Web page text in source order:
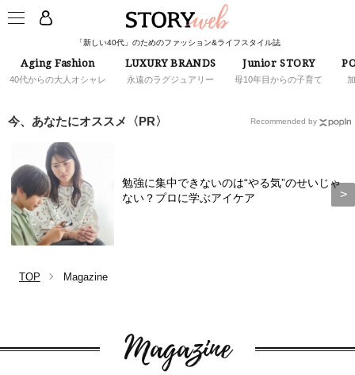
「新しい40代」のためのファッション&ライフスタイル誌
Aging Fashion
40代からの大人オシャレ
LUXURY BRANDS
永遠のラグジュアリー
Junior STORY
母10年目からの子育て
今、あなたにオススメ〈PR〉
勉強に集中できないのは“やる気”のせいじゃ
ない？プロに学ぶアイケア
Recommended by
TOP Magazine
Magazine